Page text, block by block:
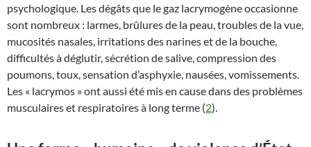
psychologique. Les dégâts que le gaz lacrymogène occasionne
sont nombreux : larmes, brûlures de la peau, troubles de la vue,
mucosités nasales, irritations des narines et de la bouche,
difficultés à déglutir, sécrétion de salive, compression des
poumons, toux, sensation d’asphyxie, nausées, vomissements.
Les « lacrymos » ont aussi été mis en cause dans des problèmes
musculaires et respiratoires à long terme (2).